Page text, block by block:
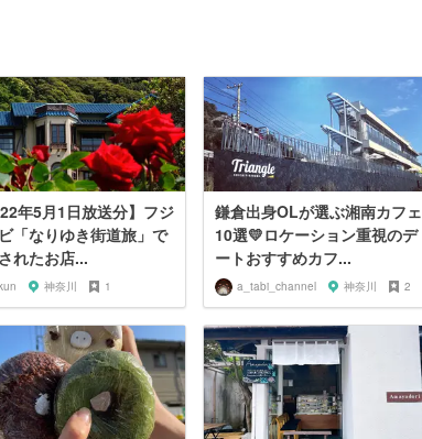
年5月1日放送分】フジ
「なりゆき街道旅」で
れたお店...
神奈川 1
鎌倉出身OLが選ぶ湘南カフェ
10選💛ロケーション重視のデ
ートおすすめカフ...
a_tabi_channel 神奈川 2